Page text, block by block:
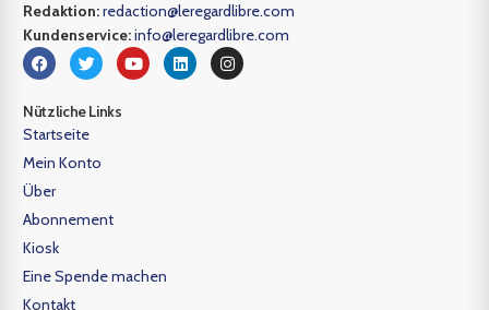
Redaktion:redaction@leregardlibre.com
Kundenservice:info@leregardlibre.com
Nützliche Links
Startseite
Mein Konto
Über
Abonnement
Kiosk
Eine Spende machen
Kontakt